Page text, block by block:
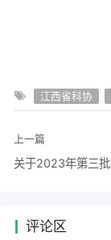
江西省科协
上一篇
评论区